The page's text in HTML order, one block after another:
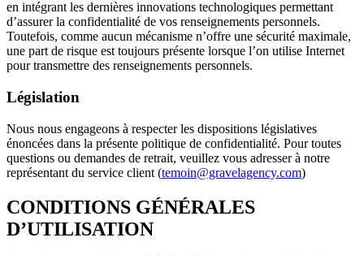
en intégrant les dernières innovations technologiques permettant
d’assurer la confidentialité de vos renseignements personnels.
Toutefois, comme aucun mécanisme n’offre une sécurité maximale,
une part de risque est toujours présente lorsque l’on utilise Internet
pour transmettre des renseignements personnels.
Législation
Nous nous engageons à respecter les dispositions législatives
énoncées dans la présente politique de confidentialité. Pour toutes
questions ou demandes de retrait, veuillez vous adresser à notre
représentant du service client (temoin@gravelagency.com)
CONDITIONS GÉNÉRALES
D’UTILISATION